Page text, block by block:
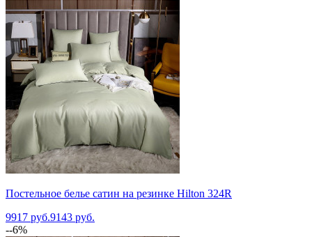
Постельное белье сатин на резинке Hilton 324R
9917 руб.9143 руб.
--6%